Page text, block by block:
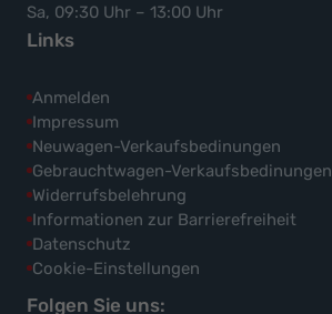
Sa, 09:30 Uhr – 13:00 Uhr
Links
Anmelden
Impressum
Neuwagen-Verkaufsbedinungen
Gebrauchtwagen-Verkaufsbedinungen
Widerrufsbelehrung
Informationen zur Barrierefreiheit
Datenschutz
Cookie-Einstellungen
Folgen Sie uns: